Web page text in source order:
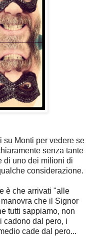
su Monti per vedere se
senza tante
di uno dei milioni di
considerazione.
è che arrivati "alle
che il Signor
tutti sappiamo, non
cadono dal pero, i
cade dal pero...